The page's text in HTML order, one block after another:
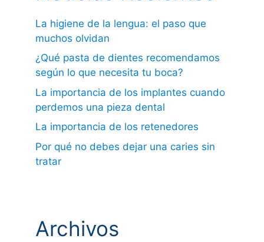
La higiene de la lengua: el paso que
muchos olvidan
¿Qué pasta de dientes recomendamos
según lo que necesita tu boca?
La importancia de los implantes cuando
perdemos una pieza dental
La importancia de los retenedores
Por qué no debes dejar una caries sin
tratar
Archivos